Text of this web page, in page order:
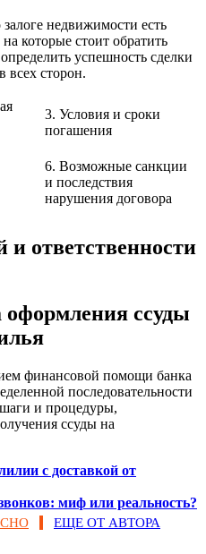
недвижимости есть
которые стоит обратить
успешность сделки
всех сторон.
3. Условия и сроки
погашения
6. Возможные санкции
и последствия
нарушения договора
ответственности
ссуды
финансовой помощи банка
последовательности
и процедуры,
ссуды на
с доставкой от
миф или реальность?
ЕЩЕ ОТ АВТОРА